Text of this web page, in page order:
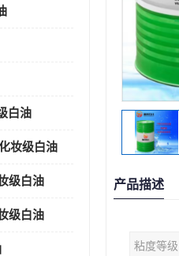
白油
妆级白油
级白油
级白油
产品描述
粘度等级